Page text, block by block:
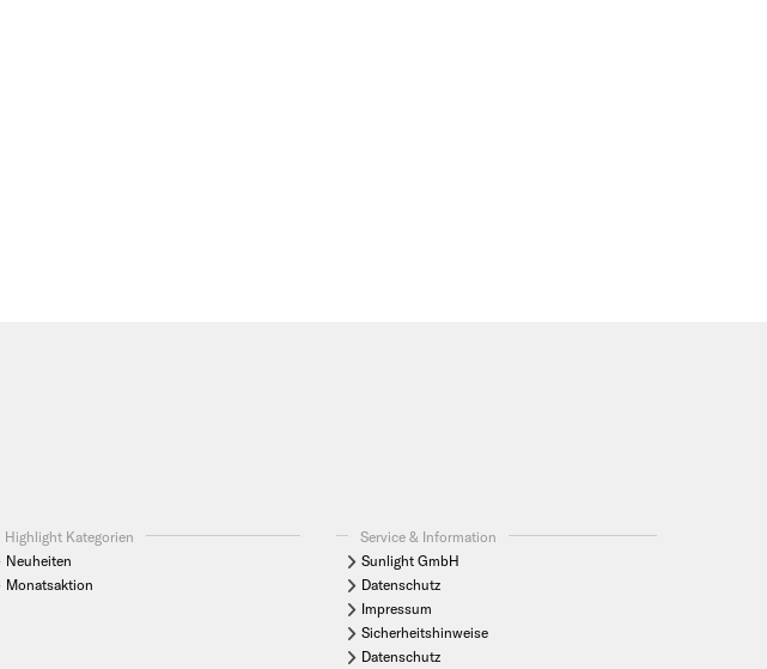
Highlight Kategorien
Neuheiten
Monatsaktion
Service & Information
Sunlight GmbH
Datenschutz
Impressum
Sicherheitshinweise
Datenschutz